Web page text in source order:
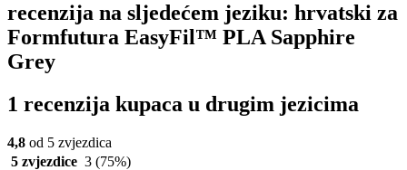
recenzija na sljedećem jeziku: hrvatski za
Formfutura EasyFil™ PLA Sapphire
Grey
1 recenzija kupaca u drugim jezicima
4,8 od 5 zvjezdica
5 zvjezdice 3 (75%)